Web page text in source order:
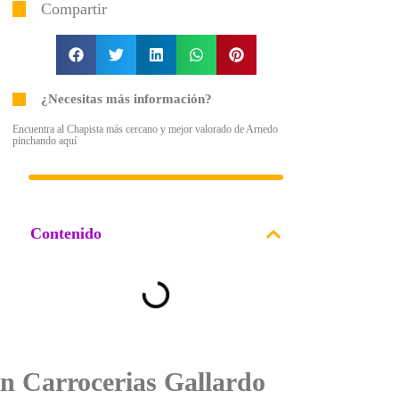
Compartir
¿Necesitas más información?
Encuentra al Chapista más cercano y mejor valorado de Arnedo
pinchando aquí
Contenido
Carrocerias Gallardo